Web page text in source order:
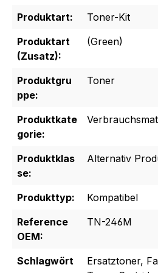
Produktart:
Toner-Kit
Produktart
(Zusatz):
(Green)
Produktgru
ppe:
Toner
Produktkate
gorie:
Produktklas
se:
Alternativ
Produkttyp:
Kompatibel
Reference
OEM:
TN-246M
Schlagwört
Ersatztoner,